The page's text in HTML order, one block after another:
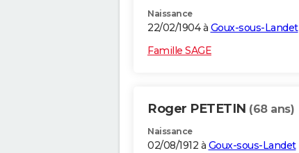
Naissance
22/02/1904 à Goux-sous-Landet
Famille SAGE
Roger PETETIN (68 ans)
Naissance
02/08/1912 à Goux-sous-Landet